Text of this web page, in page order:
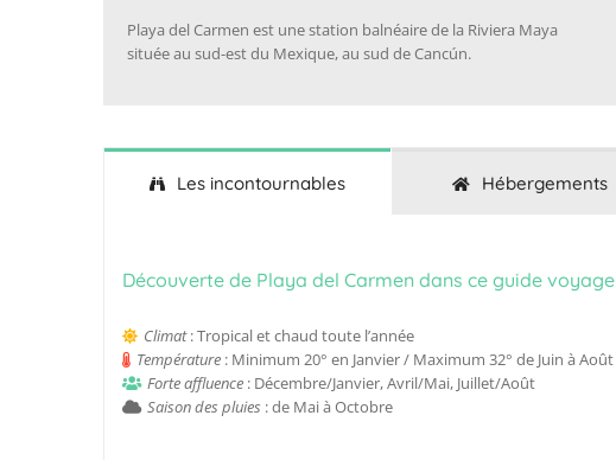
Playa del Carmen est une station balnéaire de la Riviera Maya
située au sud-est du Mexique, au sud de Cancún.
Les incontournables Hébergements
Découverte de Playa del Carmen dans ce guide voyage
Climat: Tropical et chaud toute l’année
Température : Minimum 20° en Janvier / Maximum 32° de Juin à Août
Forte affluence : Décembre/Janvier, Avril/Mai, Juillet/Août
Saison des pluies : de Mai à Octobre